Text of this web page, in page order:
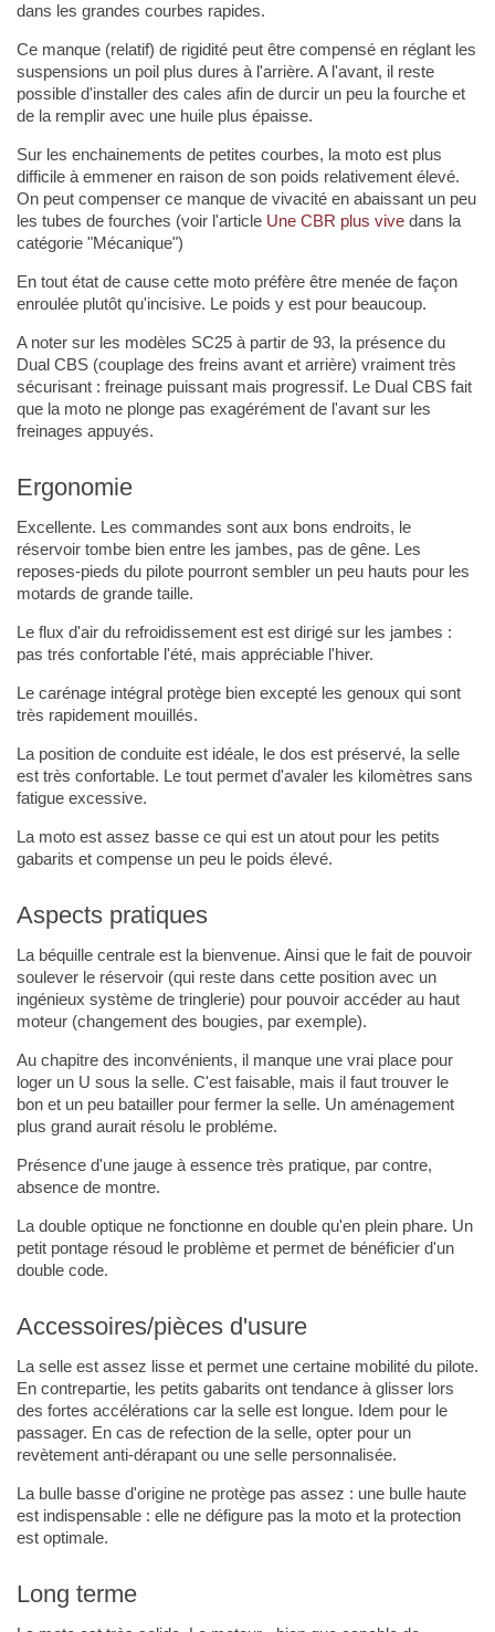
dans les grandes courbes rapides.
Ce manque (relatif) de rigidité peut être compensé en réglant les
suspensions un poil plus dures à l'arrière. A l'avant, il reste
possible d'installer des cales afin de durcir un peu la fourche et
de la remplir avec une huile plus épaisse.
Sur les enchainements de petites courbes, la moto est plus
difficile à emmener en raison de son poids relativement élevé.
On peut compenser ce manque de vivacité en abaissant un peu
les tubes de fourches (voir l'article Une CBR plus vivedans la
catégorie "Mécanique")
En tout état de cause cette moto préfère être menée de façon
enroulée plutôt qu'incisive. Le poids y est pour beaucoup.
A noter sur les modèles SC25 à partir de 93, la présence du
Dual CBS (couplage des freins avant et arrière) vraiment très
sécurisant : freinage puissant mais progressif. Le Dual CBS fait
que la moto ne plonge pas exagérément de l'avant sur les
freinages appuyés.
Ergonomie
Excellente. Les commandes sont aux bons endroits, le
réservoir tombe bien entre les jambes, pas de gêne. Les
reposes-pieds du pilote pourront sembler un peu hauts pour les
motards de grande taille.
Le flux d'air du refroidissement est est dirigé sur les jambes :
pas trés confortable l'été, mais appréciable l'hiver.
Le carénage intégral protège bien excepté les genoux qui sont
très rapidement mouillés.
La position de conduite est idéale, le dos est préservé, la selle
est très confortable. Le tout permet d'avaler les kilomètres sans
fatigue excessive.
La moto est assez basse ce qui est un atout pour les petits
gabarits et compense un peu le poids élevé.
Aspects pratiques
La béquille centrale est la bienvenue. Ainsi que le fait de pouvoir
soulever le réservoir (qui reste dans cette position avec un
ingénieux système de tringlerie) pour pouvoir accéder au haut
moteur (changement des bougies, par exemple).
Au chapitre des inconvénients, il manque une vrai place pour
loger un U sous la selle. C'est faisable, mais il faut trouver le
bon et un peu batailler pour fermer la selle. Un aménagement
plus grand aurait résolu le probléme.
Présence d'une jauge à essence très pratique, par contre,
absence de montre.
La double optique ne fonctionne en double qu'en plein phare. Un
petit pontage résoud le problème et permet de bénéficier d'un
double code.
Accessoires/pièces d'usure
La selle est assez lisse et permet une certaine mobilité du pilote.
En contrepartie, les petits gabarits ont tendance à glisser lors
des fortes accélérations car la selle est longue. Idem pour le
passager. En cas de refection de la selle, opter pour un
revètement anti-dérapant ou une selle personnalisée.
La bulle basse d'origine ne protège pas assez : une bulle haute
est indispensable : elle ne défigure pas la moto et la protection
est optimale.
Long terme